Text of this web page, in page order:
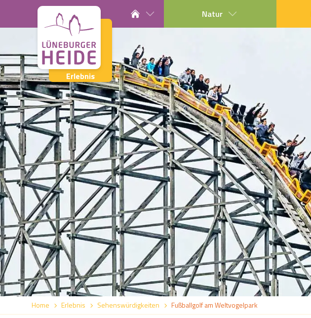
Erlebnis
Natur
Home Erlebnis Sehenswürdigkeiten Fußballgolf am Weltvogelpark